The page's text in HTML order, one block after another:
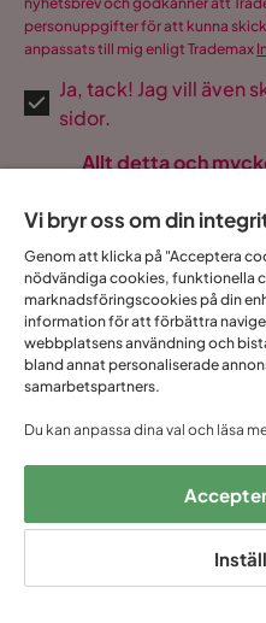
personuppgifter för att kunna
anpassats till mig enligt Trademax
Ja, tack! Jag vill även
sidor.
Allt detta och
•Personliga
•Kostnadsfritt
Prisgaranti
1 års öppet
Sortiment & erbjudande
Vi bryr oss om din
Genom att klicka på "Acceptera
nödvändiga cookies, funktionella
marknadsföringscookies på din
information för att förbättra
webbplatsens användning och
bland annat personaliserade
samarbetspartners.
Du kan anpassa dina val och läsa